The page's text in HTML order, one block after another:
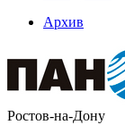
Архив
Ростов-на-Дону